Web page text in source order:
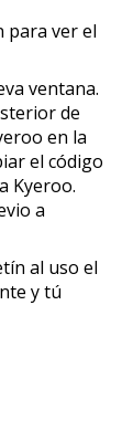
para ver el
ventana.
de
en la
el código
Kyeroo.
a
al uso el
y tú